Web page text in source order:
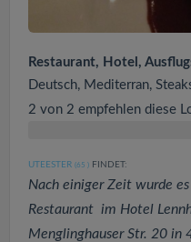
Restaurant, Hotel,
Deutsch, Mediterran,
2 von 2 empfehlen diese
UTEESTER (65 ) FINDET:
Nach einiger Zeit wurde
Restaurant im Hotel
Menglinghauser Str. 20 in